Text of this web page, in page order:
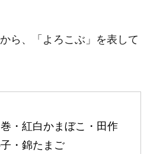
ら、「よろこぶ」を表して
・紅白かまぼこ・田作
・錦たまご